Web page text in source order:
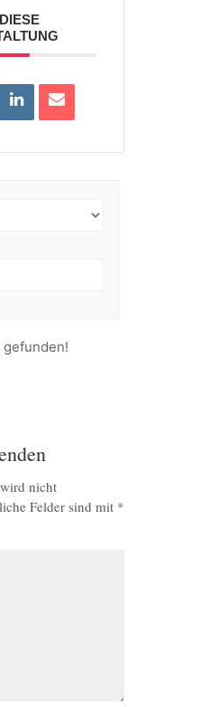
gefunden!
nicht
Felder sind mit *